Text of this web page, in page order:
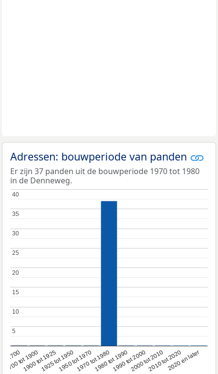
Adressen: bouwperiode van panden
Er zijn 37 panden uit de bouwperiode 1970 tot 1980
in de Denneweg.
1700
1700 tot 1900
1900 tot 19251925 tot 19501950 tot 19701970 tot 19801980 tot 19901990 tot 20002000 tot 20102010 tot 20202020 en later
5
5
10
10
15
15
20
20
25
25
30
30
35
35
40
40